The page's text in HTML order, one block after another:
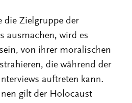
die Zielgruppe der
ausmachen, wird es
von ihrer moralischen
die während der
auftreten kann.
gilt der Holocaust